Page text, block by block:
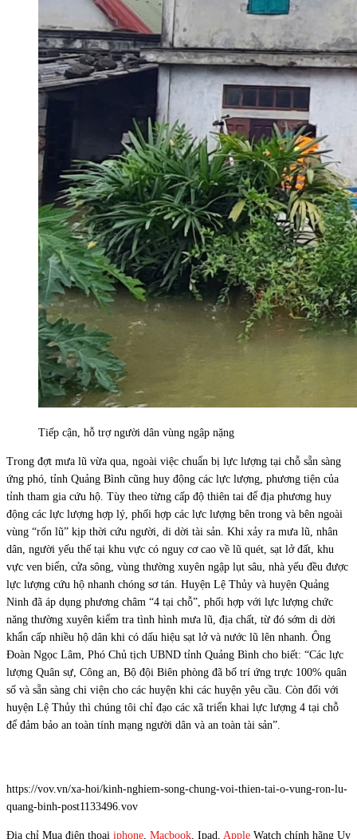
Tiếp cận, hỗ trợ người dân vùng ngập nặng
Trong đợt mưa lũ vừa qua, ngoài việc chuẩn bị lực lượng tại chỗ sẵn sàng
ứng phó, tỉnh Quảng Bình cũng huy động các lực lượng, phương tiện của
tỉnh tham gia cứu hộ. Tùy theo từng cấp độ thiên tai để địa phương huy
động các lực lượng hợp lý, phối hợp các lực lượng bên trong và bên ngoài
vùng “rốn lũ” kịp thời cứu người, di dời tài sản. Khi xảy ra mưa lũ, nhân
dân, người yếu thế tại khu vực có nguy cơ cao về lũ quét, sạt lở đất, khu
vực ven biển, cửa sông, vùng thường xuyên ngập lụt sâu, nhà yếu đều được
lực lượng cứu hộ nhanh chóng sơ tán. Huyện Lệ Thủy và huyện Quảng
Ninh đã áp dụng phương châm “4 tại chỗ”, phối hợp với lực lượng chức
năng thường xuyên kiểm tra tình hình mưa lũ, địa chất, từ đó sớm di dời
khẩn cấp nhiều hộ dân khi có dấu hiệu sạt lở và nước lũ lên nhanh. Ông
Đoàn Ngọc Lâm, Phó Chủ tịch UBND tỉnh Quảng Bình cho biết: “Các lực
lượng Quân sự, Công an, Bộ đội Biên phòng đã bố trí ứng trực 100% quân
số và sẵn sàng chi viện cho các huyện khi các huyện yêu cầu. Còn đối với
huyện Lệ Thủy thì chúng tôi chỉ đạo các xã triển khai lực lượng 4 tại chỗ
để đảm bảo an toàn tính mạng người dân và an toàn tài sản”.
https://vov.vn/xa-hoi/kinh-nghiem-song-chung-voi-thien-tai-o-vung-ron-lu-
quang-binh-post1133496.vov
Địa chỉ Mua điện thoại iphone Macbook , Ipad, Apple Watch chính hãng Uy